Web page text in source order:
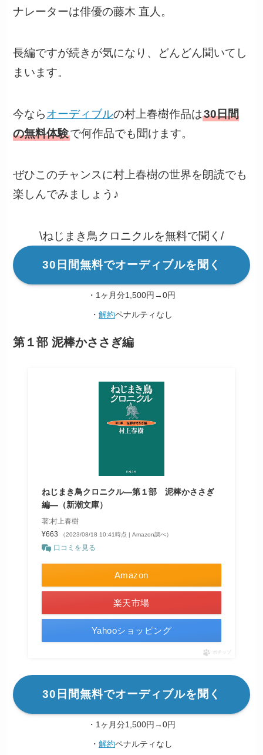
ナレーターは俳優の藤木 直人。
長編ですが続きが気になり、どんどん聞いてし
まいます。
今ならオーディブルの村上春樹作品は30日間
の無料体験で何作品でも聞けます。
ぜひこのチャンスに村上春樹の世界を朗読でも
楽しんでみましょう♪
\ねじまき鳥クロニクルを無料で聞く/
30日間無料でオーディブルを聞く
・1ヶ月分1,500円→0円
・ 解約ペナルティなし
第１部 泥棒かささぎ編
ねじまき鳥クロニクル―第１部 泥棒かささぎ
編―（新潮文庫）
著:村上春樹
¥663
（2023/08/18 10:41時点 | Amazon調べ）
口コミを見る
Amazon
楽天市場
Yahooショッピング
ポチップ
30日間無料でオーディブルを聞く
・1ヶ月分1,500円→0円
・ 解約ペナルティなし